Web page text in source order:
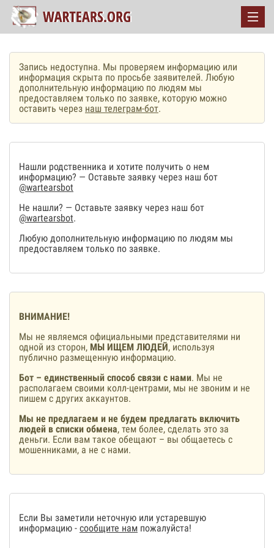
Запись недоступна. Мы проверяем информацию или
информация скрыта по просьбе заявителей. Любую
дополнительную информацию по людям мы
предоставляем только по заявке, которую можно
оставить через наш телеграм-бот.
Нашли родственника и хотите получить о нем
информацию? — Оставьте заявку через наш бот
@wartearsbot
Не нашли? — Оставьте заявку через наш бот
@wartearsbot.
Любую дополнительную информацию по людям мы
предоставляем только по заявке.
ВНИМАНИЕ!
Мы не являемся официальными представителями ни
одной из сторон, МЫ ИЩЕМ ЛЮДЕЙ, используя
публично размещенную информацию.
Бот – единственный способ связи с нами. Мы не
располагаем своими колл-центрами, мы не звоним и не
пишем с других аккаунтов.
Мы не предлагаем и не будем предлагать включить
людей в списки обмена, тем более, сделать это за
деньги. Если вам такое обещают – вы общаетесь с
мошенниками, а не с нами.
Если Вы заметили неточную или устаревшую
информацию - сообщите нам пожалуйста!